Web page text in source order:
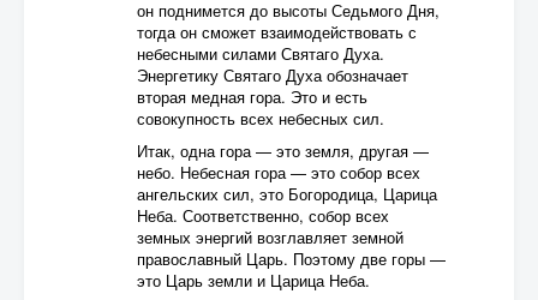
он поднимется до высоты Седьмого Дня,
тогда он сможет взаимодействовать с
небесными силами Святаго Духа.
Энергетику Святаго Духа обозначает
вторая медная гора. Это и есть
совокупность всех небесных сил.
Итак, одна гора — это земля, другая —
небо. Небесная гора — это собор всех
ангельских сил, это Богородица, Царица
Неба. Соответственно, собор всех
земных энергий возглавляет земной
православный Царь. Поэтому две горы —
это Царь земли и Царица Неба.